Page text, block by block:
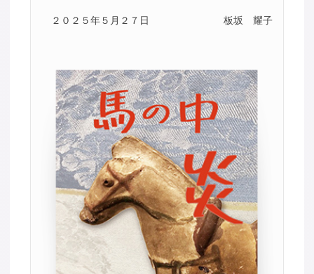
２０２５年５月２７日 板坂 耀子